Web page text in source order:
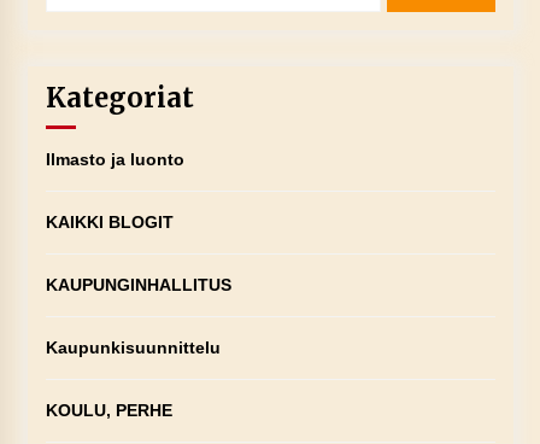
Kategoriat
Ilmasto ja luonto
KAIKKI BLOGIT
KAUPUNGINHALLITUS
Kaupunkisuunnittelu
KOULU, PERHE